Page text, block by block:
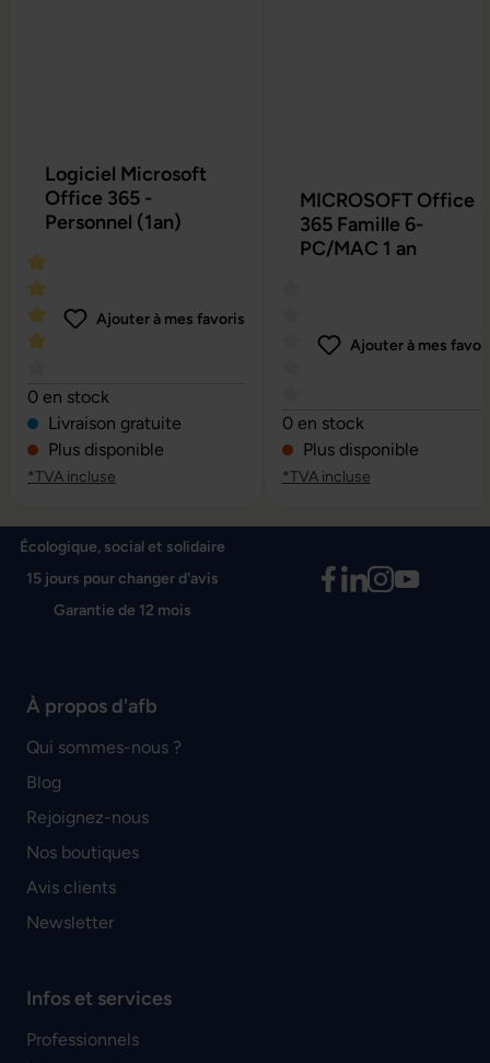
Logiciel Microsoft
Office 365 -
Personnel (1an)
Note moyenne de 4 sur 5 étoiles
Ajouter à mes favoris
0 en stock
Livraison gratuite
Plus disponible
*TVA incluse
MICROSOFT Office
365 Famille 6-
PC/MAC 1 an
Note moyenne de 0 sur 5
Ajouter à mes
0 en stock
Plus disponible
*TVA incluse
Écologique, social et solidaire
15 jours pour changer d'avis
Garantie de 12 mois
À propos d'afb
Qui sommes-nous ?
Blog
Rejoignez-nous
Nos boutiques
Avis clients
Newsletter
Infos et services
Professionnels